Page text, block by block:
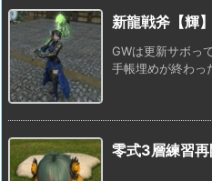
新龍戦斧【輝
GWは更新サボっ
手帳埋めが終わっ
零式3層練習